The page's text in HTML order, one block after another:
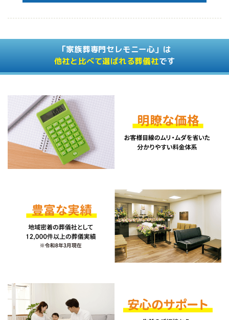
「家族葬専門セレモニー心」は
他社と比べて選ばれる葬儀社です